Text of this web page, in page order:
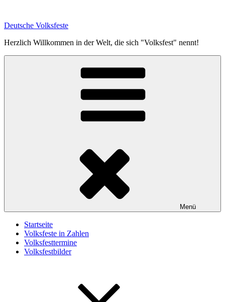
springen
Deutsche Volksfeste
Herzlich Willkommen in der Welt, die sich "Volksfest" nennt!
Menü
Startseite
Volksfeste in Zahlen
Volksfesttermine
Volksfestbilder